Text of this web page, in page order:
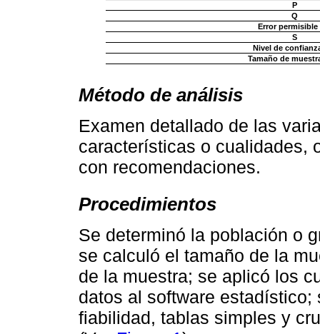
P
Q
Error permisible
S
Nivel de
Tamaño de
Método de análisis
Examen detallado de las
características o cualidades,
con recomendaciones.
Procedimientos
Se determinó la población o
se calculó el tamaño de la
de la muestra; se aplicó los
datos al software
fiabilidad, tablas simples y